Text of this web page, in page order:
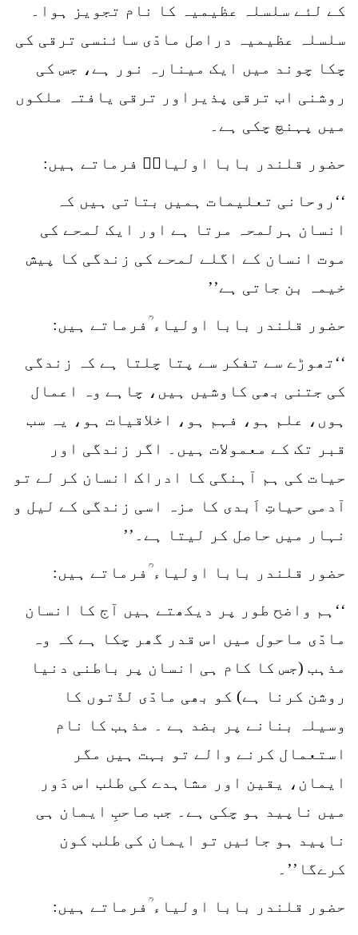
کے لئے سلسلہ عظیمیہ کا نام تجویز ہوا۔
سلسلہ عظیمیہ دراصل مادّی سائنسی ترقی کی
چکا چوند میں ایک مینارہ نور ہے، جس کی
روشنی اب ترقی پذیراور ترقی یافتہ ملکوں
میں پہنچ چکی ہے۔
حضور قلندر بابا اولیاءؒ فرماتے ہیں:
‘‘روحانی تعلیمات ہمیں بتاتی ہیں کہ
انسان ہرلمحہ مرتا ہے اور ایک لمحے کی
موت انسان کے اگلے لمحے کی زندگی کا پیش
خیمہ بن جاتی ہے’’
حضور قلندر بابا اولیاء ؒفرماتے ہیں:
‘‘تھوڑے سے تفکر سے پتا چلتا ہے کہ زندگی
کی جتنی بھی کاوشیں ہیں، چاہے وہ اعمال
ہوں، علم ہو، فہم ہو، اخلاقیات ہو، یہ سب
قبر تک کے معمولات ہیں۔ اگر زندگی اور
حیات کی ہم آہنگی کا ادراک انسان کر لے تو
آدمی حیاتِ اَبدی کا مزہ اسی زندگی کے لیل و
نہار میں حاصل کر لیتا ہے۔’’
حضور قلندر بابا اولیاء ؒفرماتے ہیں:
‘‘ہم واضح طور پر دیکھتے ہیں آج کا انسان
مادّی ماحول میں اس قدر گھر چکا ہے کہ وہ
مذہب (جس کا کام ہی انسان پر باطنی دنیا
روشن کرنا ہے) کو بھی مادّی لذّتوں کا
وسیلہ بنانے پر بضد ہے ۔ مذہب کا نام
استعمال کرنے والے تو بہت ہیں مگر
ایمان، یقین اور مشاہدے کی طلب اس دَور
میں ناپید ہو چکی ہے۔ جب صاحبِ ایمان ہی
ناپید ہو جائیں تو ایمان کی طلب کون
کرےگا’’۔
حضور قلندر بابا اولیاء ؒفرماتے ہیں: